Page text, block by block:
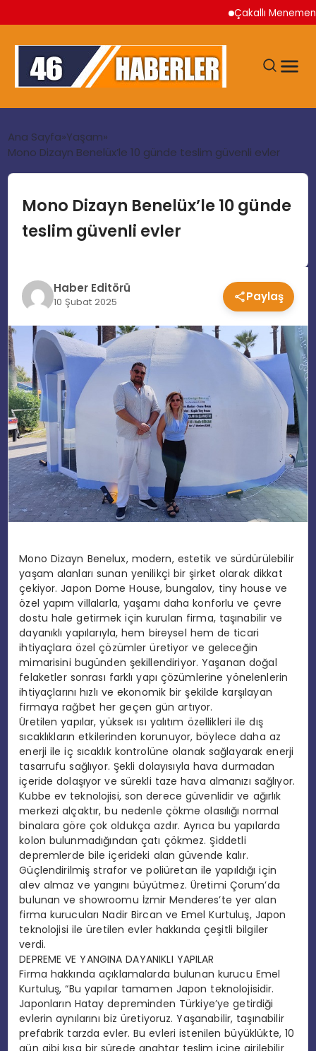
Çakallı Menemeni
GÜNDEM
EKONOMI
TEKNOLOJI
EĞITIM
MAGAZIN
SPOR
YAŞAM
Ana Sayfa Yaşam
Mono Dizayn Benelüx’le 10 günde teslim güvenli evler
Mono Dizayn Benelüx’le 10 günde
teslim güvenli evler
Haber Editörü
10 Şubat 2025 Paylaş
Mono Dizayn Benelux, modern, estetik ve sürdürülebilir
yaşam alanları sunan yenilikçi bir şirket olarak dikkat
çekiyor. Japon Dome House, bungalov, tiny house ve
özel yapım villalarla, yaşamı daha konforlu ve çevre
dostu hale getirmek için kurulan firma, taşınabilir ve
dayanıklı yapılarıyla, hem bireysel hem de ticari
ihtiyaçlara özel çözümler üretiyor ve geleceğin
mimarisini bugünden şekillendiriyor. Yaşanan doğal
felaketler sonrası farklı yapı çözümlerine yönelenlerin
ihtiyaçlarını hızlı ve ekonomik bir şekilde karşılayan
firmaya rağbet her geçen gün artıyor.
Üretilen yapılar, yüksek ısı yalıtım özellikleri ile dış
sıcaklıkların etkilerinden korunuyor, böylece daha az
enerji ile iç sıcaklık kontrolüne olanak sağlayarak enerji
tasarrufu sağlıyor. Şekli dolayısıyla hava durmadan
içeride dolaşıyor ve sürekli taze hava almanızı sağlıyor.
Kubbe ev teknolojisi, son derece güvenlidir ve ağırlık
merkezi alçaktır, bu nedenle çökme olasılığı normal
binalara göre çok oldukça azdır. Ayrıca bu yapılarda
kolon bulunmadığından çatı çökmez. Şiddetli
depremlerde bile içerideki alan güvende kalır.
Güçlendirilmiş strafor ve poliüretan ile yapıldığı için
alev almaz ve yangını büyütmez. Üretimi Çorum’da
bulunan ve showroomu İzmir Menderes’te yer alan
firma kurucuları Nadir Bircan ve Emel Kurtuluş, Japon
teknolojisi ile üretilen evler hakkında çeşitli bilgiler
verdi.
DEPREME VE YANGINA DAYANIKLI YAPILAR
Firma hakkında açıklamalarda bulunan kurucu Emel
Kurtuluş, “Bu yapılar tamamen Japon teknolojisidir.
Japonların Hatay depreminden Türkiye’ye getirdiği
evlerin aynılarını biz üretiyoruz. Yaşanabilir, taşınabilir
prefabrik tarzda evler. Bu evleri istenilen büyüklükte, 10